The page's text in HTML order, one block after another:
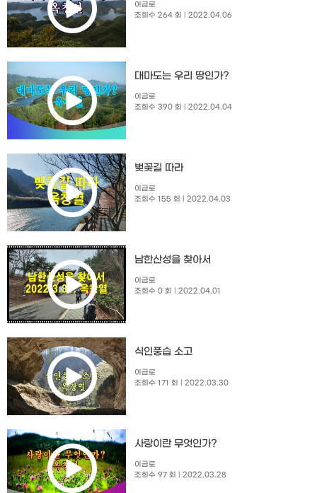
이금로
조회수 264 회
| 2022.04.06
대마도는 우리 땅인가?
이금로
조회수 390 회
| 2022.04.04
벚꽃길 따라
이금로
조회수 155 회
| 2022.04.03
남한산성을 찾아서
이금로
조회수 0 회
| 2022.04.01
식인풍습 소고
이금로
조회수 171 회
| 2022.03.30
사랑이란 무엇인가?
이금로
조회수 97 회
| 2022.03.28